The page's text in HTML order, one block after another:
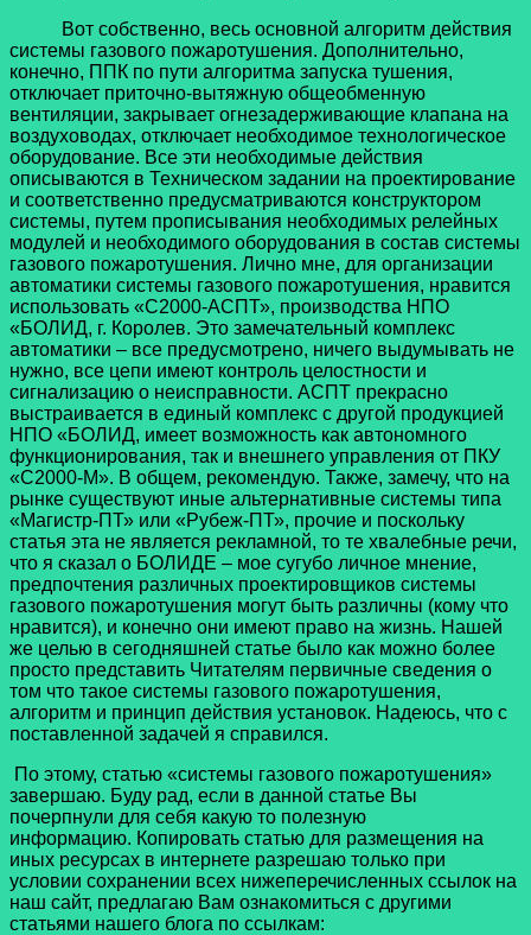
Вот собственно, весь основной алгоритм действия
системы газового пожаротушения. Дополнительно,
конечно, ППК по пути алгоритма запуска тушения,
отключает приточно-вытяжную общеобменную
вентиляции, закрывает огнезадерживающие клапана на
воздуховодах, отключает необходимое технологическое
оборудование. Все эти необходимые действия
описываются в Техническом задании на проектирование
и соответственно предусматриваются конструктором
системы, путем прописывания необходимых релейных
модулей и необходимого оборудования в состав системы
газового пожаротушения. Лично мне, для организации
автоматики системы газового пожаротушения, нравится
использовать «С2000-АСПТ», производства НПО
«БОЛИД, г. Королев. Это замечательный комплекс
автоматики – все предусмотрено, ничего выдумывать не
нужно, все цепи имеют контроль целостности и
сигнализацию о неисправности. АСПТ прекрасно
выстраивается в единый комплекс с другой продукцией
НПО «БОЛИД, имеет возможность как автономного
функционирования, так и внешнего управления от ПКУ
«С2000-М». В общем, рекомендую. Также, замечу, что на
рынке существуют иные альтернативные системы типа
«Магистр-ПТ» или «Рубеж-ПТ», прочие и поскольку
статья эта не является рекламной, то те хвалебные речи,
что я сказал о БОЛИДЕ – мое сугубо личное мнение,
предпочтения различных проектировщиков системы
газового пожаротушения могут быть различны (кому что
нравится), и конечно они имеют право на жизнь. Нашей
же целью в сегодняшней статье было как можно более
просто представить Читателям первичные сведения о
том что такое системы газового пожаротушения,
алгоритм и принцип действия установок. Надеюсь, что с
поставленной задачей я справился.
По этому, статью «системы газового пожаротушения»
завершаю. Буду рад, если в данной статье Вы
почерпнули для себя какую то полезную
информацию. Копировать статью для размещения на
иных ресурсах в интернете разрешаю только при
условии сохранении всех нижеперечисленных ссылок на
наш сайт, предлагаю Вам ознакомиться с другими
статьями нашего блога по ссылкам: